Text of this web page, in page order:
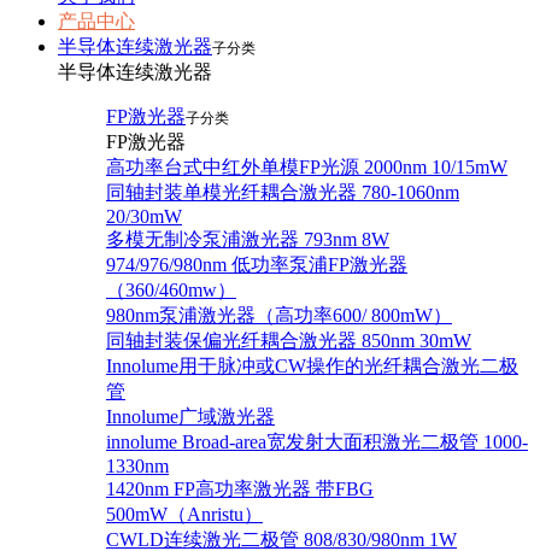
产品中心
半导体连续激光器子分类
半导体连续激光器
FP激光器子分类
FP激光器
高功率台式中红外单模FP光源 2000nm 10/15mW
同轴封装单模光纤耦合激光器 780-1060nm
20/30mW
多模无制冷泵浦激光器 793nm 8W
974/976/980nm 低功率泵浦FP激光器
（360/460mw）
980nm泵浦激光器（高功率600/ 800mW）
同轴封装保偏光纤耦合激光器 850nm 30mW
Innolume用于脉冲或CW操作的光纤耦合激光二极
管
Innolume广域激光器
innolume Broad-area宽发射大面积激光二极管 1000-
1330nm
1420nm FP高功率激光器 带FBG
500mW（Anristu）
CWLD连续激光二极管 808/830/980nm 1W